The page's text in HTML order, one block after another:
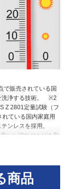
で販売されている国
浄する技術。
※2
Z 2801定量試験（フ
ている国内家庭用
ンレスを採用。
した汚れやカビを取
中の室外機の吸い込
室外機周辺が高温
商品